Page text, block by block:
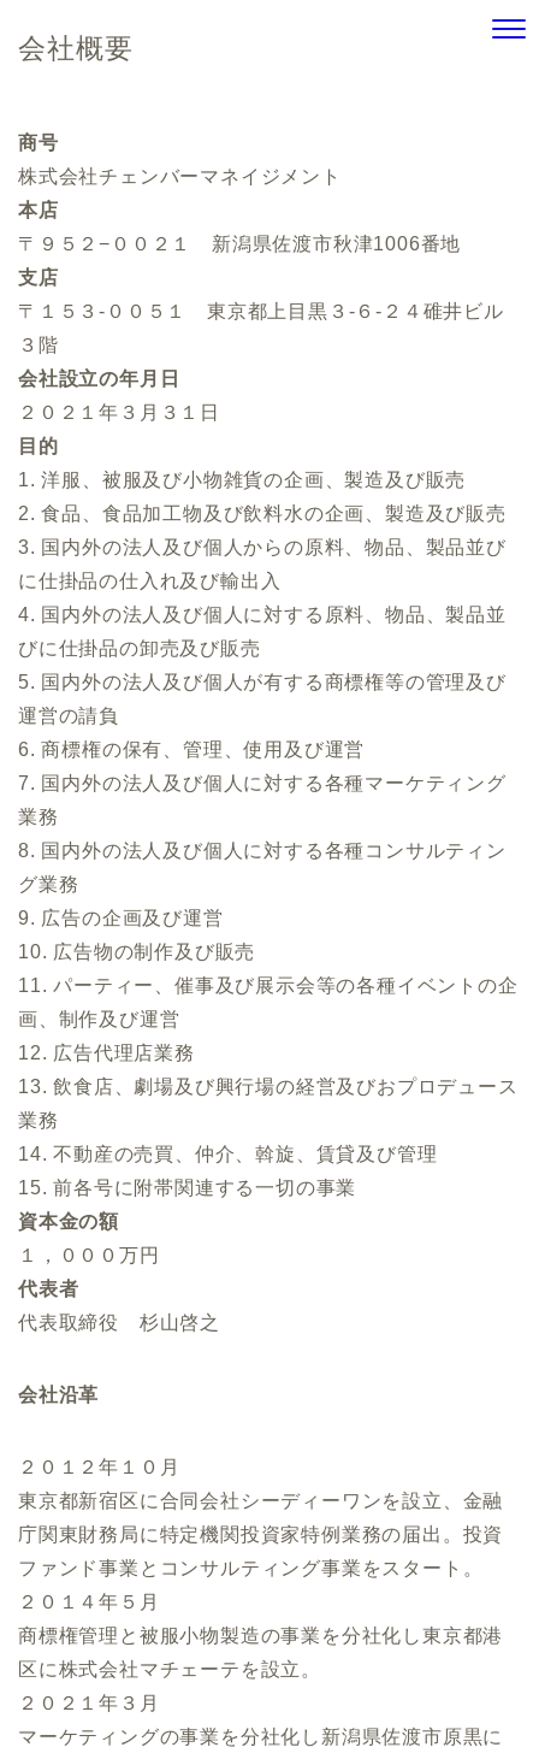
会社概要
商号
株式会社チェンバーマネイジメント
本店
〒９５２−００２１ 新潟県佐渡市秋津1006番地
支店
〒１５３-００５１ 東京都上目黒３-６-２４碓井ビル
３階
会社設立の年月日
２０２１年３月３１日
目的
1. 洋服、被服及び小物雑貨の企画、製造及び販売
2. 食品、食品加工物及び飲料水の企画、製造及び販売
3. 国内外の法人及び個人からの原料、物品、製品並び
に仕掛品の仕入れ及び輸出入
4. 国内外の法人及び個人に対する原料、物品、製品並
びに仕掛品の卸売及び販売
5. 国内外の法人及び個人が有する商標権等の管理及び
運営の請負
6. 商標権の保有、管理、使用及び運営
7. 国内外の法人及び個人に対する各種マーケティング
業務
8. 国内外の法人及び個人に対する各種コンサルティン
グ業務
9. 広告の企画及び運営
10. 広告物の制作及び販売
11. パーティー、催事及び展示会等の各種イベントの企
画、制作及び運営
12. 広告代理店業務
13. 飲食店、劇場及び興行場の経営及びおプロデュース
業務
14. 不動産の売買、仲介、斡旋、賃貸及び管理
15. 前各号に附帯関連する一切の事業
資本金の額
１，０００万円
代表者
代表取締役 杉山啓之
会社沿革
２０１２年１０月
東京都新宿区に合同会社シーディーワンを設立、金融
庁関東財務局に特定機関投資家特例業務の届出。投資
ファンド事業とコンサルティング事業をスタート。
２０１４年５月
商標権管理と被服小物製造の事業を分社化し東京都港
区に株式会社マチェーテを設立。
２０２１年３月
マーケティングの事業を分社化し新潟県佐渡市原黒に